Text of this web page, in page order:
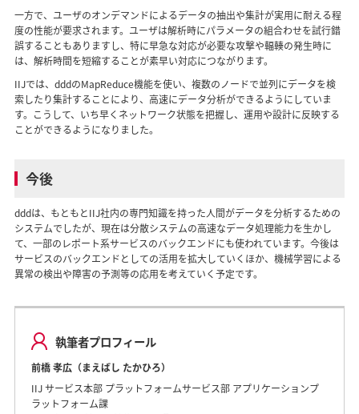
一方で、ユーザのオンデマンドによるデータの抽出や集計が実用に耐える程
度の性能が要求されます。ユーザは解析時にパラメータの組合わせを試行錯
誤することもありますし、特に早急な対応が必要な攻撃や輻輳の発生時に
は、解析時間を短縮することが素早い対応につながります。
IIJでは、dddのMapReduce機能を使い、複数のノードで並列にデータを検
索したり集計することにより、高速にデータ分析ができるようにしていま
す。こうして、いち早くネットワーク状態を把握し、運用や設計に反映する
ことができるようになりました。
今後
dddは、もともとIIJ社内の専門知識を持った人間がデータを分析するための
システムでしたが、現在は分散システムの高速なデータ処理能力を生かし
て、一部のレポート系サービスのバックエンドにも使われています。今後は
サービスのバックエンドとしての活用を拡大していくほか、機械学習による
異常の検出や障害の予測等の応用を考えていく予定です。
執筆者プロフィール
前橋 孝広（まえばし たかひろ）
IIJ サービス本部 プラットフォームサービス部 アプリケーションプ
ラットフォーム課